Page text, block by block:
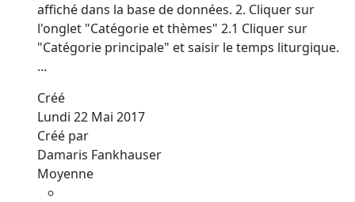
affiché dans la base de données. 2. Cliquer sur
l'onglet "Catégorie et thèmes" 2.1 Cliquer sur
"Catégorie principale" et saisir le temps liturgique.
...
Créé
Lundi 22 Mai 2017
Créé par
Damaris Fankhauser
Moyenne